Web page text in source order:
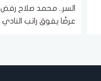
السر.. محمد صلاح رفض
عرضًا يفوق راتب النادي